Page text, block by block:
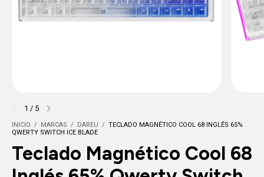
1 / 5
INICIO / MARCAS / DAREU / TECLADO MAGNÉTICO COOL 68 INGLÉS 65%
QWERTY SWITCH ICE BLADE
Teclado Magnético Cool 68